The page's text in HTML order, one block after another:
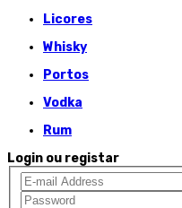
Licores
Whisky
Portos
Vodka
Rum
Login ou registar